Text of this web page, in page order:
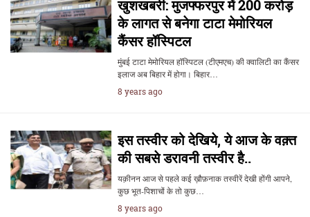
खुशखबरी: मुजफ्फरपुर में 200 करोड़
के लागत से बनेगा टाटा मेमोरियल
कैंसर हॉस्पिटल
मुंबई टाटा मेमोरियल हॉस्पिटल (टीएमएच) की क्वालिटी का कैंसर
इलाज अब बिहार में होगा। बिहार…
8 years ago
इस तस्वीर को देखिये, ये आज के वक़्त
की सबसे डरावनी तस्वीर है..
यक़ीनन आज से पहले कई ख़ौफ़नाक तस्वीरें देखी होंगी आपने,
कुछ भूत-पिशाचों के तो कुछ…
8 years ago